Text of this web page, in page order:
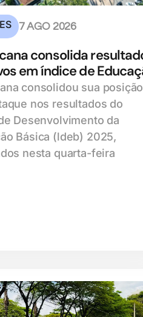
7 AGO 2026
consolida
em índice de
consolidou sua posição
nos resultados do
Desenvolvimento da
Básica (ldeb) 2025,
nesta quarta-feira